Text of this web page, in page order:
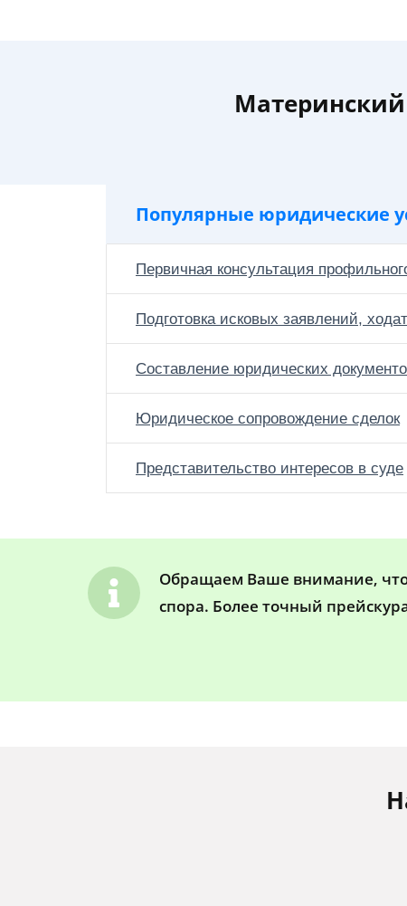
Популярные юридические
Первичная консультация
Подготовка исковых заявлений,
Составление юридических
Юридическое сопровождение сделок
Представительство интересов в суде
Обращаем Ваше внимание, что
спора. Более точный